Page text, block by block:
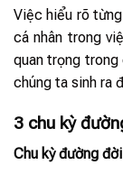
Việc hiểu rõ
cá nhân trong
quan trọng
chúng ta sinh ra
3 chu kỳ
Chu kỳ đường